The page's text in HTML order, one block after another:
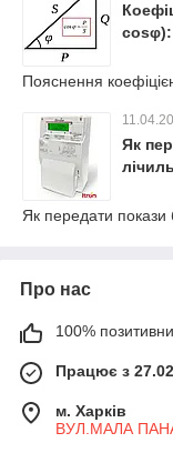
cosφ):
Пояснення
Як
Як передати покази
Про нас
100%
Працює з
м. Харків
ВУЛ.МАЛА